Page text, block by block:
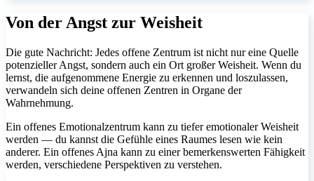
Von der Angst zur Weisheit
Die gute Nachricht: Jedes offene Zentrum ist nicht nur eine Quelle
potenzieller Angst, sondern auch ein Ort großer Weisheit. Wenn du
lernst, die aufgenommene Energie zu erkennen und loszulassen,
verwandeln sich deine offenen Zentren in Organe der
Wahrnehmung.
Ein offenes Emotionalzentrum kann zu tiefer emotionaler Weisheit
werden — du kannst die Gefühle eines Raumes lesen wie kein
anderer. Ein offenes Ajna kann zu einer bemerkenswerten Fähigkeit
werden, verschiedene Perspektiven zu verstehen.